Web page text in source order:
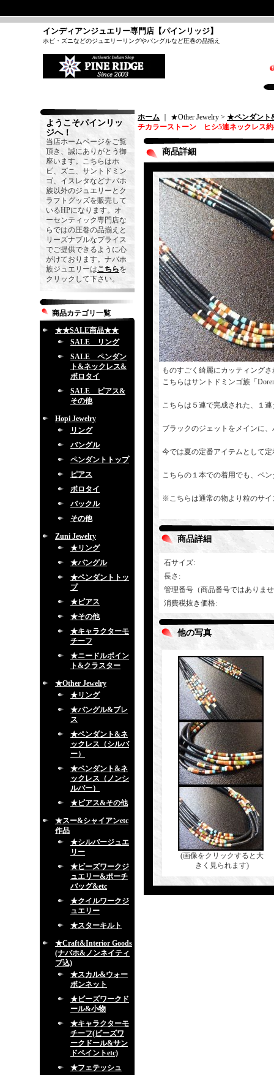
インディアンジュエリー専門店【パインリッジ】
ホピ・ズニなどのジュエリーリングやバングルなど圧巻の品揃え
ようこそパインリッ
ジへ！
当店ホームページをご覧
頂き、誠にありがとう御
座います。こちらはホ
ピ、ズニ、サントドミン
ゴ、イスレタなどナバホ
族以外のジュエリーとク
ラフトグッズを販売して
いるHPになります。オ
ーセンティック専門店な
らではの圧巻の品揃えと
リーズナブルなプライス
でご提供できるように心
がけております。ナバホ
族ジュエリーはこちらを
クリックして下さい。
商品カテゴリ一覧
★★SALE商品★★
SALE リング
SALE ペンダン
ト&ネックレス&
ボロタイ
SALE ピアス&
その他
Hopi Jewelry
リング
バングル
ペンダントトップ
ピアス
ボロタイ
バックル
その他
Zuni Jewelry
★リング
★バングル
★ペンダントトッ
プ
★ピアス
★その他
★キャラクターモ
チーフ
★ニードルポイン
ト&クラスター
★Other Jewelry
★リング
★バングル&ブレ
ス
★ペンダント&ネ
ックレス（シルバ
ー）
★ペンダント&ネ
ックレス（ノンシ
ルバー）
★ピアス&その他
★スー&シャイアンetc
作品
★シルバージュエ
リー
★ビーズワークジ
ュエリー&ポーチ
バッグ&etc
★クイルワークジ
ュエリー
★スターキルト
★Craft&Interior Goods
(ナバホ&ノンネイティ
ブ込)
★スカル&ウォー
ボンネット
★ビーズワークド
ール&小物
★キャラクターモ
チーフ(ビーズワ
ークドール&サン
ドペイントetc)
★フェテッシュ
ホーム ｜ ★Other Jewelry > ★ペンダント
チカラーストーン ヒシ5連ネックレス約
商品詳細
ものすごく綺麗にカッティング
こちらはサントドミンゴ族「
こちらは５連で完成された、１
ブラックのジェットをメインに
今では夏の定番アイテムとして
こちらの１本での着用でも、ペ
※こちらは通常の物より粒のサ
商品詳細
石サイズ:
長さ :
管理番号（商品番号ではありま
消費税抜き価格:
他の写真
(画像をクリックすると大
きく見られます)